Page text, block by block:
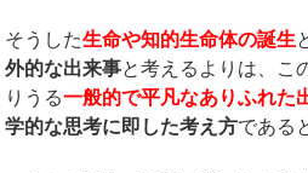
そうした生命や知的生命体の誕生
外的な出来事と考えるよりは、こ
りうる一般的で平凡なありふれた
学的な思考に即した考え方である